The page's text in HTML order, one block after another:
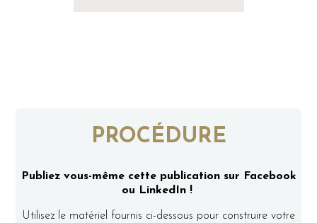
PROCÉDURE
Publiez vous-même cette publication sur Facebook
ou LinkedIn !
Utilisez le matériel fournis ci-dessous pour construire votre